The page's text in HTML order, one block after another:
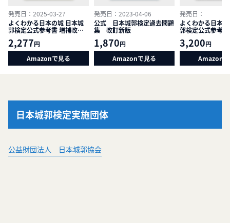
発売日：2025-03-27
よくわかる日本の城 日本城
郭検定公式参考書 増補改訂
2,277円
Amazonで見る
発売日：2023-04-06
公式 日本城郭検定過去問題
集 改訂新版
1,870円
Amazonで見る
発売日：
よくわかる日本
郭検定公式参考書
3,200円
Amazon
日本城郭検定実施団体
公益財団法人 日本城郭協会